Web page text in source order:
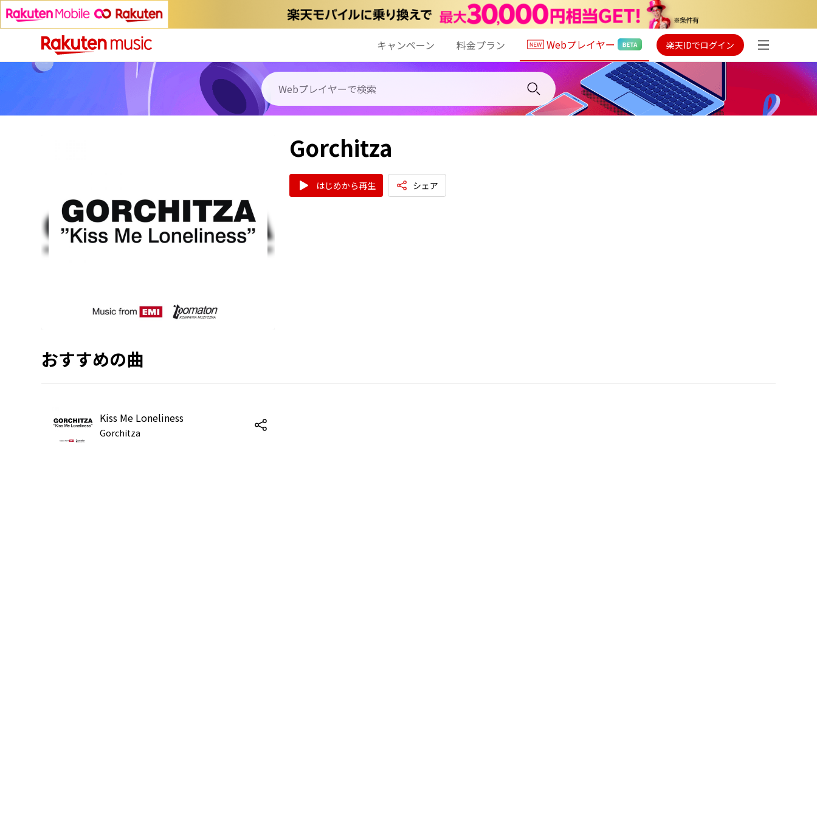
キャンペーン 料金プラン Webプレイヤー 楽天IDでログイン
Gorchitza
はじめから再生 シェア
おすすめの曲
Kiss Me Loneliness
Gorchitza